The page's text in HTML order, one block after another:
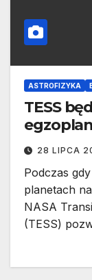
ASTROFIZYKA
TESS
28 LIPCA
Podczas
planetach
NASA
(TESS)